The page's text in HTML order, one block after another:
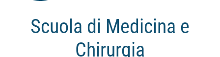
Scuola di Medicina e
Chirurgia